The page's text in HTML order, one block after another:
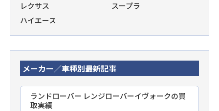
レクサス
スープラ
ハイエース
メーカー／車種別最新記事
ランドローバー レンジローバーイヴォークの買
取実績